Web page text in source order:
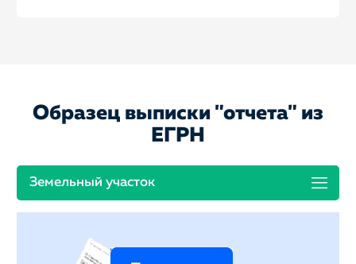
Образец выписки "отчета" из
ЕГРН
Земельный участок